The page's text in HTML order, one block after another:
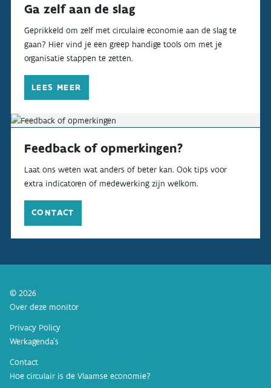
Ga zelf aan de slag
Geprikkeld om zelf met circulaire economie aan de slag te
gaan? Hier vind je een greep handige tools om met je
organisatie stappen te zetten.
LEES MEER
Feedback of opmerkingen?
Laat ons weten wat anders of beter kan. Ook tips voor
extra indicatoren of medewerking zijn welkom.
CONTACT
© 2026
Over deze monitor
Privacy Policy
Werkagenda’s
Contact
Hoe circulair is de Vlaamse economie?